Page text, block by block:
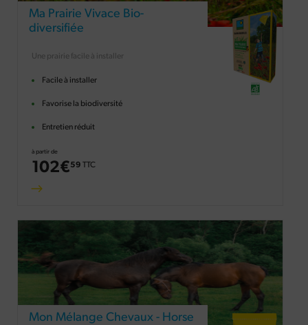
Ma Prairie Vivace Bio-
diversifiée
Une prairie facile à installer
Facile à installer
Favorise la biodiversité
Entretien réduit
à partir de
102€59 TTC
Mon Mélange Chevaux - Horse